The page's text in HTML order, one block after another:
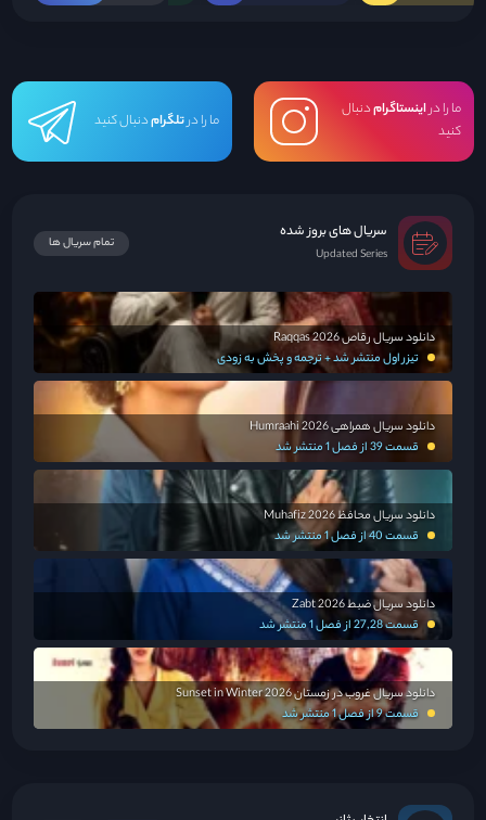
ما را دراینستاگرامدنبال
کنید
ما را درتلگرامدنبال کنید
سریال های بروز شده
Updated Series
تمام سریال ها
دانلود سریال رقاص Raqqas 2026
تیزر اول منتشر شد + ترجمه و پخش به زودی
دانلود سریال همراهی Humraahi 2026
قسمت 39 از فصل 1 منتشر شد
دانلود سریال محافظ Muhafiz 2026
قسمت 40 از فصل 1 منتشر شد
دانلود سریال ضبط Zabt 2026
قسمت 27,28 از فصل 1 منتشر شد
دانلود سریال غروب در زمستان Sunset in Winter 2026
قسمت 9 از فصل 1 منتشر شد